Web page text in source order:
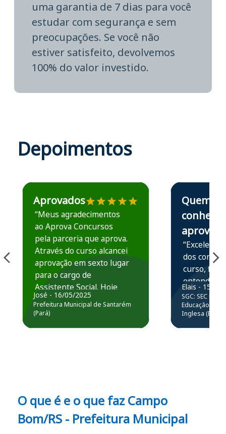
uma garantia de 7 dias para você
estudar com segurança e sem
preocupações. Se você não
estiver satisfeito, devolvemos
100% do valor investido.
Depoimentos
Estudante José recomenda o Aprova Concursos em
Aprovados
“Meus agradecimentos
ao Aprova Concursos
pela parceria que aprova.
Através do curso alcancei
aprovação em sexto lugar
para o cargo de
Assistente Social. Hoje
estou atuando na
Prefeitura de Santarém.
José - 16/05/2025
Prefeitura Municipal de Santarém
(Pará)
Estudante Elais
Quem
conhece,
aprova
“Excelente
dos
curso,
entender e
prática
resolução
questões.”
Elais - 15/07/
SGC: SEC BA
Educação
Inglesa (Edital
O que é e o que faz Campo
Bom/RS - Prefeitura Municipal